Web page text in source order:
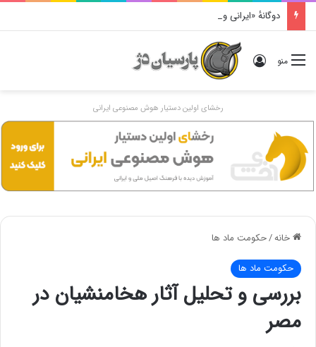
دوگانهٔ «ایرانی و اَنیرانی»: بررسی تاریخی، مفهومی و ایدئولوژیک
منو ورود
رخشای اولین دستیار هوش مصنوعی ایرانی
خانه/حکومت ماد ها
حکومت ماد ها
بررسی و تحلیل آثار هخامنشیان در
مصر